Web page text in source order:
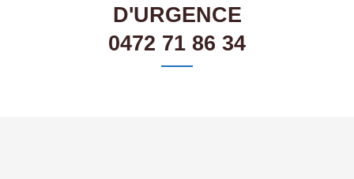
D'URGENCE
0472 71 86 34